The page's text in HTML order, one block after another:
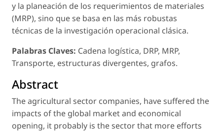
y la planeación de los requerimientos de materiales
(MRP), sino que se basa en las más robustas
técnicas de la investigación operacional clásica.
Palabras Claves: Cadena logística, DRP, MRP,
Transporte, estructuras divergentes, grafos.
Abstract
The agricultural sector companies, have suffered the
impacts of the global market and economical
opening, it probably is the sector that more efforts